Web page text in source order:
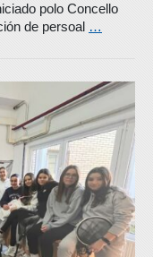
polo Concello
de persoal …